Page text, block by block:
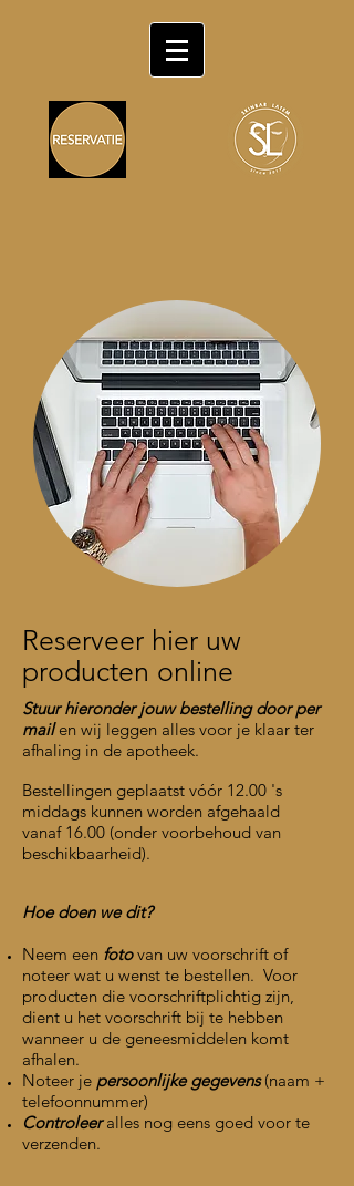
Reserveer hier uw
producten online
Stuur hieronder jouw bestelling door per
mail en wij leggen alles voor je klaar ter
afhaling in de apotheek.
Bestellingen geplaatst vóór 12.00 's
middags kunnen worden afgehaald
vanaf 16.00 (onder voorbehoud van
beschikbaarheid).
Hoe doen we dit?
Neem een fotovan uw voorschrift of
noteer wat u wenst te bestellen. Voor
producten die voorschriftplichtig zijn,
dient u het voorschrift bij te hebben
wanneer u de geneesmiddelen komt
afhalen.
Noteer je persoonlijke gegevens(naam +
telefoonnummer)
Controleeralles nog eens goed voor te
verzenden.